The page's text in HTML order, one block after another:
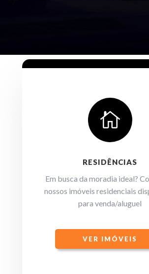

RESIDÊNCIAS
Em busca da moradia ideal?
nossos imóveis residenciais
para venda/aluguel
VER IMÓVEIS